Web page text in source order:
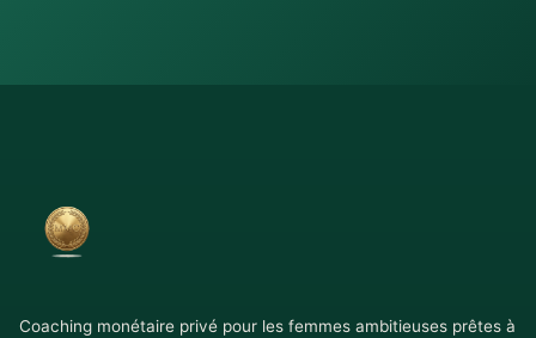
Coaching monétaire privé pour les femmes ambitieuses prêtes à